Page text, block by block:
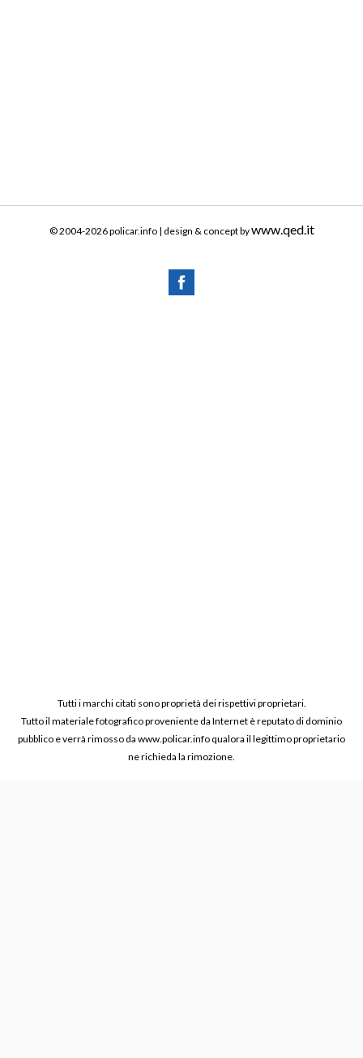
© 2004-2026 policar.info | design & concept bywww.qed.it
Tutti i marchi citati sono proprietà dei rispettivi proprietari.
Tutto il materiale fotografico proveniente da Internet è reputato di dominio
pubblico e verrà rimosso da www.policar.info qualora il legittimo proprietario
ne richieda la rimozione.